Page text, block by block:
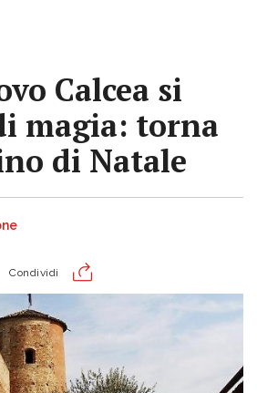
Calcea si
magia: torna
di Natale
Condividi